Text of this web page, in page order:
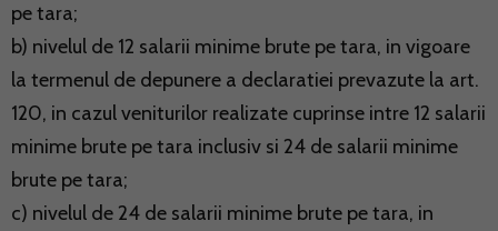
pe tara;
b) nivelul de 12 salarii minime brute pe tara, in vigoare
la termenul de depunere a declaratiei prevazute la art.
120, in cazul veniturilor realizate cuprinse intre 12 salarii
minime brute pe tara inclusiv si 24 de salarii minime
brute pe tara;
c) nivelul de 24 de salarii minime brute pe tara, in